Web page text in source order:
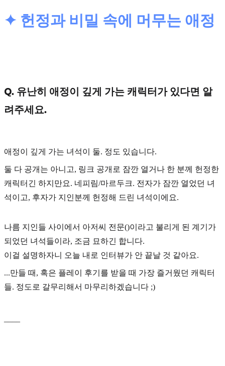
✦ 헌정과 비밀 속에 머무는 애정
Q. 유난히 애정이 깊게 가는 캐릭터가 있다면 알
려주세요.
애정이 깊게 가는 녀석이 둘. 정도 있습니다.
둘 다 공개는 아니고, 링크 공개로 잠깐 열거나 한 분께 헌정한
캐릭터긴 하지만요. 네피림/마르두크. 전자가 잠깐 열었던 녀
석이고, 후자가 지인분께 헌정해 드린 녀석이에요.
나름 지인들 사이에서 아저씨 전문()이라고 불리게 된 계기가
되었던 녀석들이라, 조금 묘하긴 합니다.
이걸 설명하자니 오늘 내로 인터뷰가 안 끝날 것 같아요.
...만들 때, 혹은 플레이 후기를 받을 때 가장 즐거웠던 캐릭터
들. 정도로 갈무리해서 마무리하겠습니다 ;)